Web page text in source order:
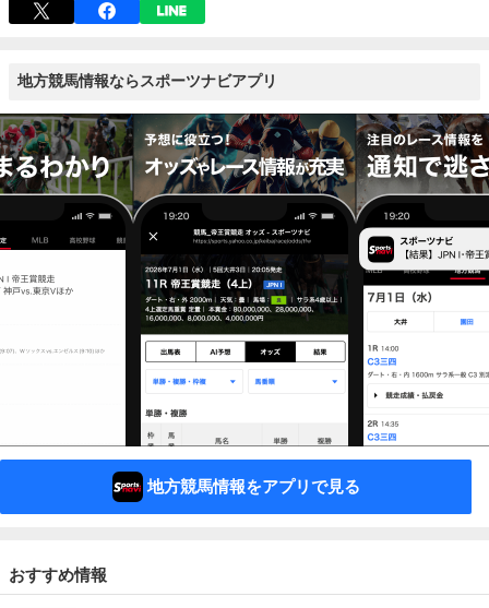
地方競馬情報ならスポーツナビアプリ
地方競馬情報をアプリで見る
おすすめ情報